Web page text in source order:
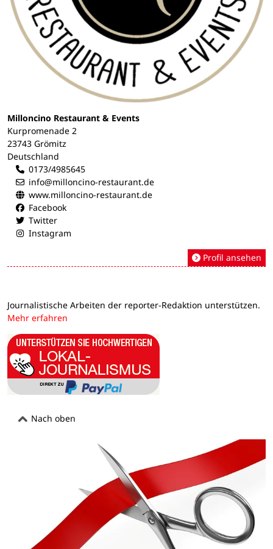
Milloncino Restaurant & Events
Kurpromenade 2
23743 Grömitz
Deutschland
0173/4985645
info@milloncino-restaurant.de
www.milloncino-restaurant.de
Facebook
Twitter
Instagram
Profil ansehen
Journalistische Arbeiten der reporter-Redaktion unterstützen.
Mehr erfahren
Nach oben